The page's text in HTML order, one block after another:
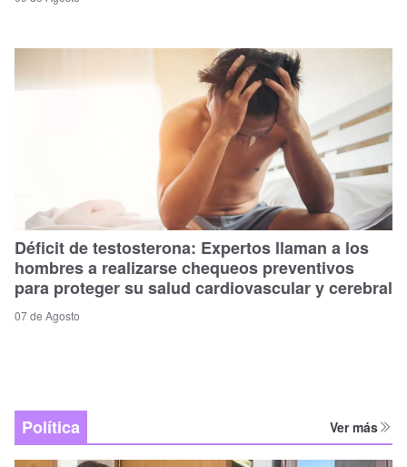
Déficit de testosterona: Expertos llaman a los
hombres a realizarse chequeos preventivos
para proteger su salud cardiovascular y cerebral
07 de Agosto
Política Ver más